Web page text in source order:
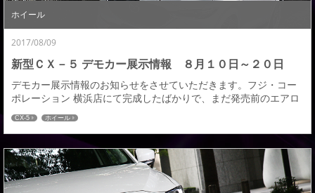
ホイール
2017/08/09
新型ＣＸ－５ デモカー展示情報 ８月１０日～２０日
デモカー展示情報のお知らせをさせていただきます。フジ・コー
ポレーション 横浜店にて完成したばかりで、まだ発売前のエアロ
パーツを装着した新型ＣＸ－5デモカーを下記の期間展示させてい
ただきます。 展示期間：8月10日（水）～８月20日（日） 装着ホ
イールはアミスタット ライエンＭ０７とＳ０５を装着。マシニン
グによる重厚感と上質感をまとったアミスタットのこだわりホイ
ールライエンを実際に見ていただきご検討...
CX-5 ホイール